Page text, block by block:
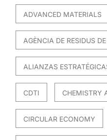
ADVANCED MATERIALS
AGÈNCIA DE RESIDUS
ALIANZAS
CDTI CHEMISTRY
CIRCULAR ECONOMY